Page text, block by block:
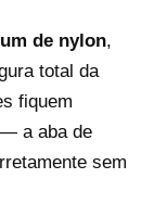
de nylon,
total da
fiquem
— a aba de
sem